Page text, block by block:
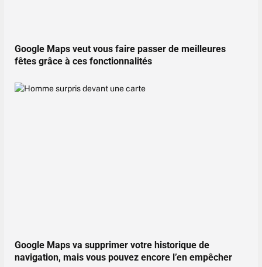
Google Maps veut vous faire passer de meilleures
fêtes grâce à ces fonctionnalités
Google Maps va supprimer votre historique de
navigation, mais vous pouvez encore l’en empêcher